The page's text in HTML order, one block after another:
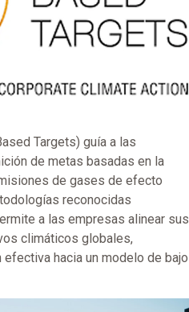
Targets) guía a las
de metas basadas en la
de gases de efecto
reconocidas
a las empresas alinear sus
climáticos globales,
hacia un modelo de bajo